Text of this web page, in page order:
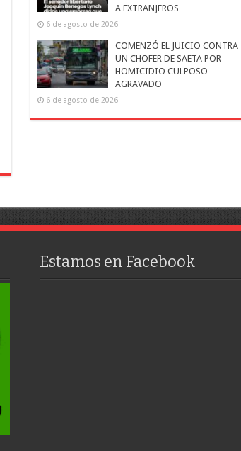
A EXTRANJEROS
6 de agosto de 2026
COMENZÓ EL JUICIO CONTRA
UN CHOFER DE SAETA POR
HOMICIDIO CULPOSO
AGRAVADO
6 de agosto de 2026
Estamos en Facebook